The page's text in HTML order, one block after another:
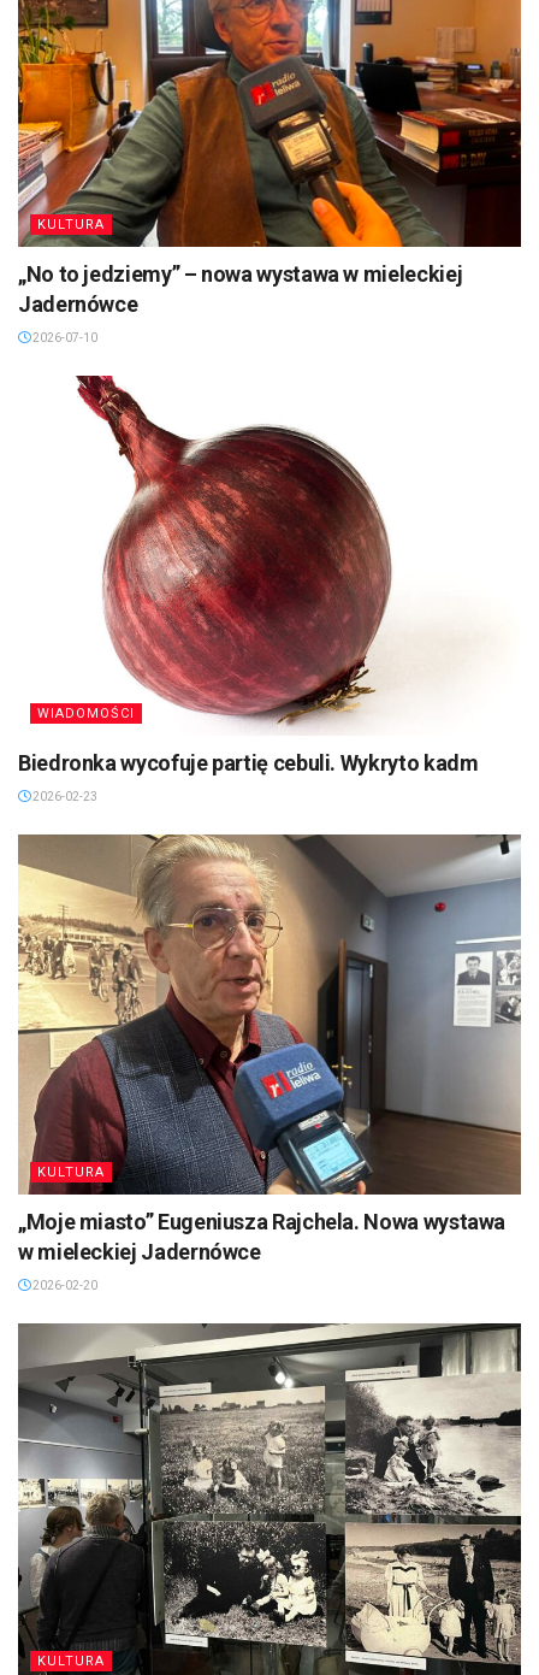
KULTURA
„No to jedziemy” – nowa wystawa w mieleckiej
Jadernówce
2026-07-10
WIADOMOŚCI
Biedronka wycofuje partię cebuli. Wykryto kadm
2026-02-23
KULTURA
„Moje miasto” Eugeniusza Rajchela. Nowa wystawa
w mieleckiej Jadernówce
2026-02-20
KULTURA